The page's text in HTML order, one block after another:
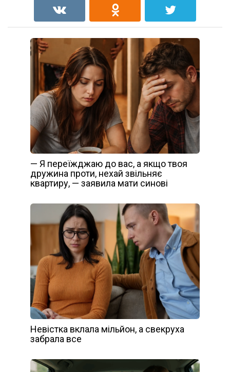
— Я переїжджаю до вас, а якщо твоя
дружина проти, нехай звільняє
квартиру, — заявила мати синові
Невістка вклала мільйон, а свекруха
забрала все